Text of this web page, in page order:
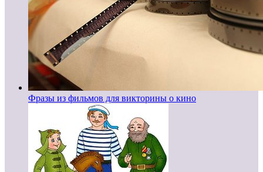
Фразы из фильмов для викторины о кино